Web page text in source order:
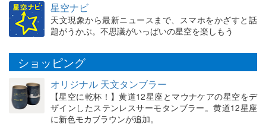
星空ナビ
天文現象から最新ニュースまで、スマホをかざすと話
題がうかぶ。不思議がいっぱいの星空を楽しもう
ショッピング
オリジナル 天文タンブラー
【星空に乾杯！】黄道12星座とマウナケアの星空をデ
ザインしたステンレスサーモタンブラー。黄道12星座
に新色モカブラウンが追加。